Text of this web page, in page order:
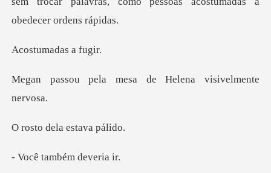
madas
mesa de Helena vis
ela estav
ambém de